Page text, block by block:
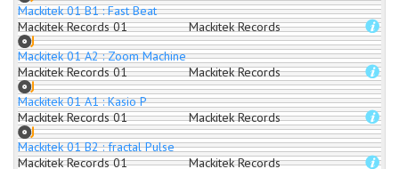
Mackitek 01 B1 : Fast Beat
Mackitek Records 01
Mackitek Records
Mackitek 01 A2 : Zoom Machine
Mackitek Records 01
Mackitek Records
Mackitek 01 A1 : Kasio P
Mackitek Records 01
Mackitek Records
Mackitek 01 B2 : fractal Pulse
Mackitek Records 01
Mackitek Records